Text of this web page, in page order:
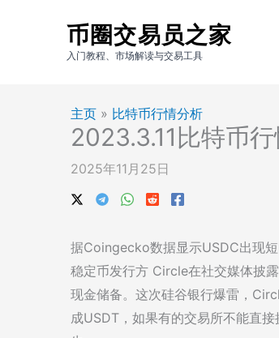
币圈交易员之家
入门教程、市场解读与交易工具
主页 » 比特币行情分析
2023.3.11比特币
2025年11月25日
据Coingecko数据显示USDC出现
稳定币发行方 Circle在社交媒体披
现金储备。这次硅谷银行爆雷，
成USDT，如果有的交易所不能直